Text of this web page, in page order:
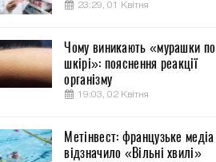
23:29, 01 Квітня
Чому виникають «мурашки по
шкірі»: пояснення реакції
організму
19:03, 02 Квітня
Метінвест: французьке медіа
відзначило «Вільні хвилі»